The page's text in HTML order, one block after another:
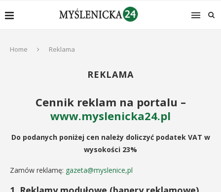
Home Reklama
REKLAMA
Cennik reklam na portalu –
www.myslenicka24.pl
Do podanych poniżej cen należy doliczyć podatek VAT w
wysokości 23%
Zamów reklamę: gazeta@myslenice,pl